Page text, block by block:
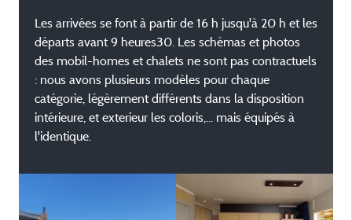
Les arrivées se font à partir de 16 h jusqu'à 20 h et les
départs avant 9 heures30. Les schémas et photos
des mobil-homes et chalets ne sont pas contractuels
: nous avons plusieurs modèles pour chaque
catégorie, légèrement différents dans la disposition
intérieure, et exterieur les coloris,... mais équipés à
l'identique.